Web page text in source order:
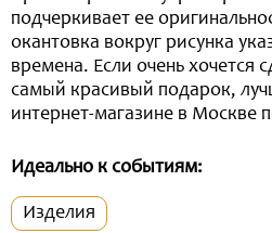
подчеркивает ее
окантовка вокруг рисунка
времена. Если очень хочется
самый красивый подарок,
интернет-магазине в Москве
Идеально к событиям:
Изделия